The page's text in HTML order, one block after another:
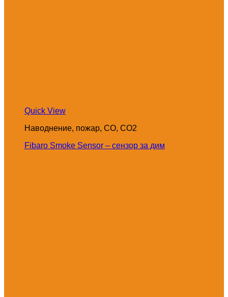
Quick View
Наводнение, пожар, CO, CO2
Fibaro Smoke Sensor – сензор за дим